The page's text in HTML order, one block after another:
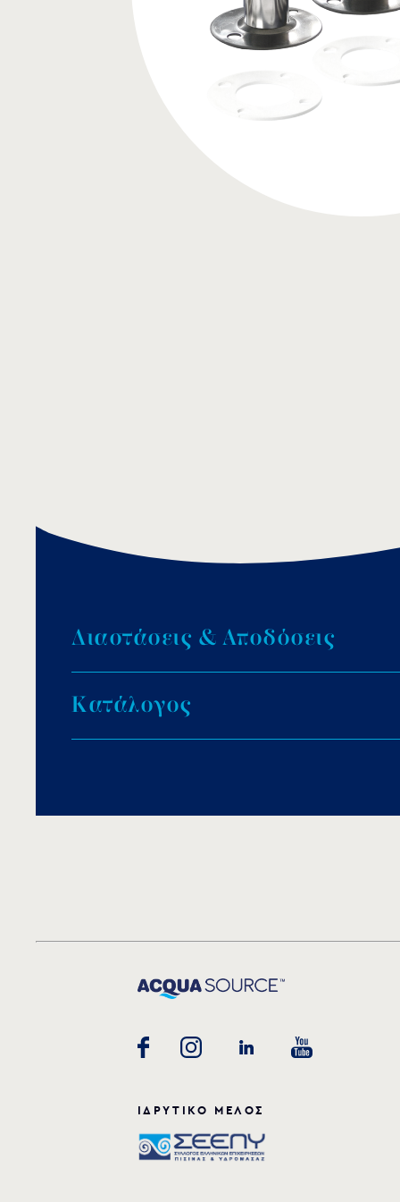
Διαστάσεις & Αποδόσεις
Κατάλογος
ΙΔΡΥΤΙΚΟ ΜΕΛΟΣ